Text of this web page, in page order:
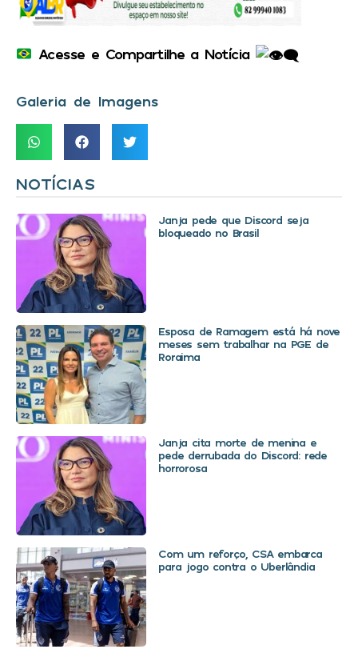
Acesse e Compartilhe a Notícia
Galeria de Imagens
NOTÍCIAS
Janja pede que Discord seja
bloqueado no Brasil
Esposa de Ramagem está há nove
meses sem trabalhar na PGE de
Roraima
Janja cita morte de menina e
pede derrubada do Discord: rede
horrorosa
Com um reforço, CSA embarca
para jogo contra o Uberlândia